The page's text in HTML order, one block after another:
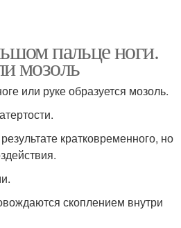
пальце ноги.
мозоль
или руке образуется мозоль.
кратковременного, но
скоплением внутри